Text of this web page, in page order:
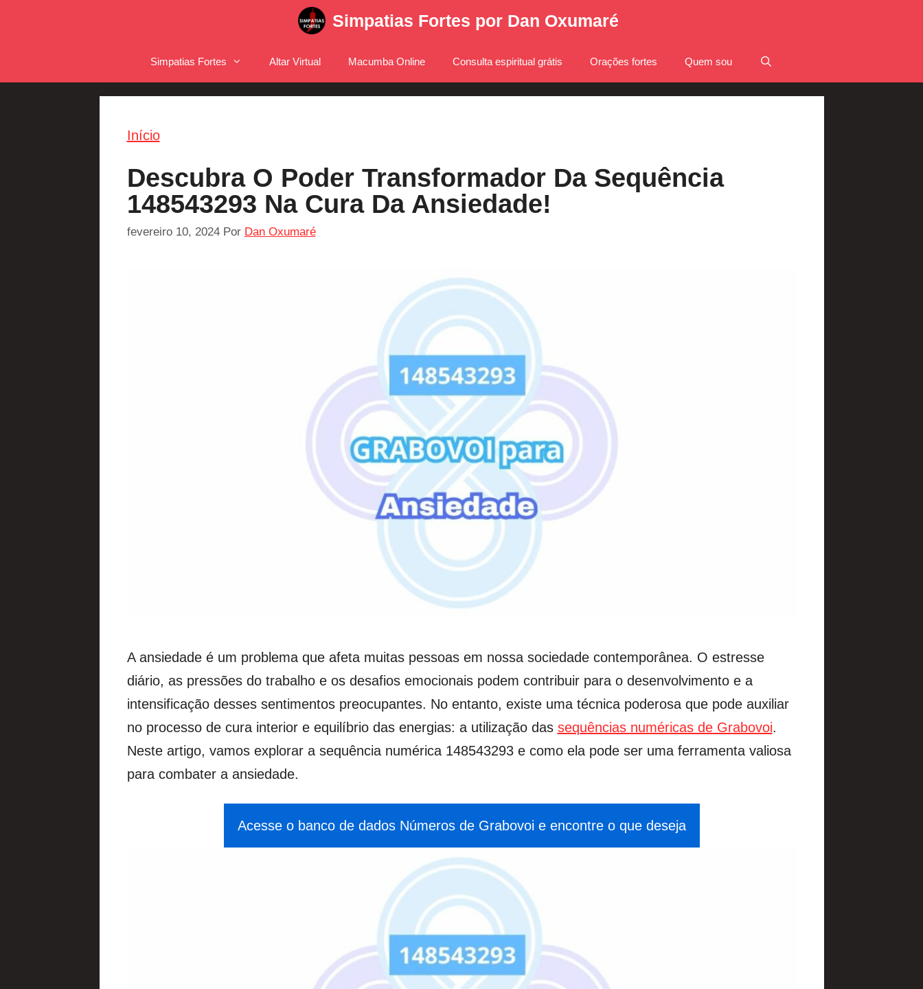
conteúdo
Simpatias Fortes por Dan Oxumaré
Simpatias Fortes Altar Virtual Macumba Online Consulta espiritual grátis Orações fortes Quem sou
Início
Descubra O Poder Transformador Da Sequência
148543293 Na Cura Da Ansiedade!
fevereiro 10, 2024 Por Dan Oxumaré
A ansiedade é um problema que afeta muitas pessoas em nossa sociedade contemporânea. O estresse
diário, as pressões do trabalho e os desafios emocionais podem contribuir para o desenvolvimento e a
intensificação desses sentimentos preocupantes. No entanto, existe uma técnica poderosa que pode auxiliar
no processo de cura interior e equilíbrio das energias: a utilização das sequências numéricas de Grabovoi.
Neste artigo, vamos explorar a sequência numérica 148543293 e como ela pode ser uma ferramenta valiosa
para combater a ansiedade.
Acesse o banco de dados Números de Grabovoi e encontre o que deseja